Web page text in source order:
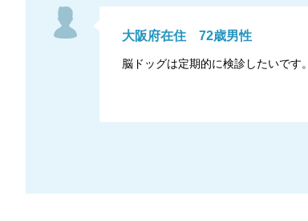
大阪府在住 72歳男性
脳ドッグは定期的に検診したいです